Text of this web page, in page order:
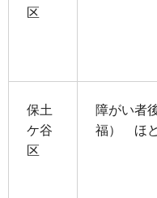
区
保土
ケ谷
区
障がい者
福） ほど